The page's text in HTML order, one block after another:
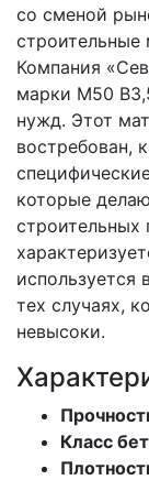
со сменой
строительные
Компания
марки М50
нужд. Этот
востребован,
которые
строительных
используется
тех случаях,
невысоки.
Класс